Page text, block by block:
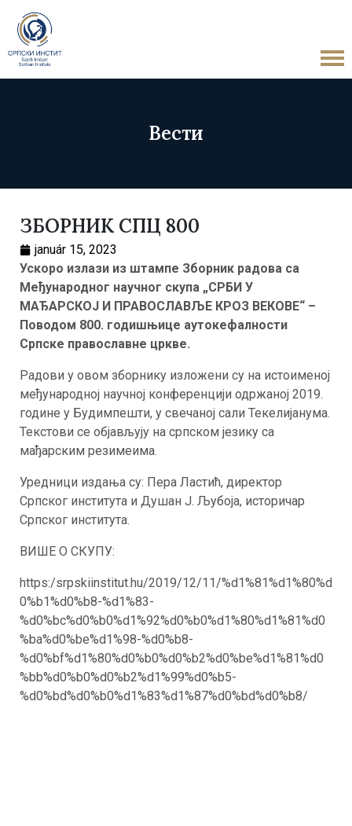
Вести
ЗБОРНИК СПЦ 800
január 15, 2023
Ускоро излази из штампе Зборник радова са
Међународног научног скупа „СРБИ У
МАЂАРСКОЈ И ПРАВОСЛАВЉЕ КРОЗ ВЕКОВЕ“ –
Поводом 800. годишњице аутокефалности
Српскe православне цркве.
Радови у овом зборнику изложени су на истоименој
међународној научној конференцији одржаној 2019.
године у Будимпешти, у свечаној сали Текелијанума.
Текстови се објављују на српском језику са
мађарским резимеима.
Уредници издања су: Пера Ластић, директор
Српског института и Душан Ј. Љубоја, историчар
Српског института.
ВИШЕ О СКУПУ:
https:/srpskiinstitut.hu/2019/12/11/%d1%81%d1%80%d
0%b1%d0%b8-%d1%83-
%d0%bc%d0%b0%d1%92%d0%b0%d1%80%d1%81%d0
%ba%d0%be%d1%98-%d0%b8-
%d0%bf%d1%80%d0%b0%d0%b2%d0%be%d1%81%d0
%bb%d0%b0%d0%b2%d1%99%d0%b5-
%d0%bd%d0%b0%d1%83%d1%87%d0%bd%d0%b8/